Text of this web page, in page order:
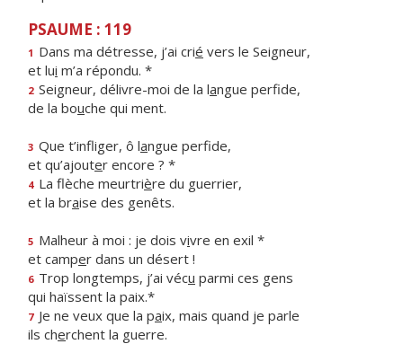
PSAUME : 119
1 Dans ma détresse, j’ai crié vers le Seigneur,
et lui m’a répondu. *
2 Seigneur, délivre-moi de la langue perfide,
de la bouche qui ment.
3 Que t’infliger, ô langue perfide,
et qu’ajouter encore ? *
4 La flèche meurtrière du guerrier,
et la braise des genêts.
5 Malheur à moi : je dois vivre en exil *
et camper dans un désert !
6 Trop longtemps, j’ai vécu parmi ces gens
qui haïssent la paix.*
7 Je ne veux que la paix, mais quand je parle
ils cherchent la guerre.